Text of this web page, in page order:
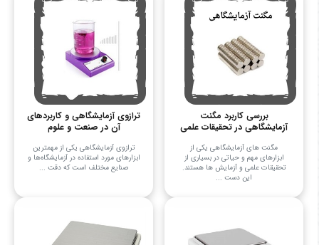
بررسی کاربرد مگنت
آزمایشگاهی در تحقیقات علمی
مگنت های آزمایشگاهی یکی از
ابزارهای مهم و حیاتی در بسیاری از
تحقیقات علمی و آزمایش ها هستند.
این دست ...
ترازوی آزمایشگاهی و کاربردهای
آن در صنعت و علوم
ترازوی آزمایشگاهی یکی از مهمترین
ابزارهای مورد استفاده در آزمایشگاه‌ها و
صنایع مختلف است که دقت ...